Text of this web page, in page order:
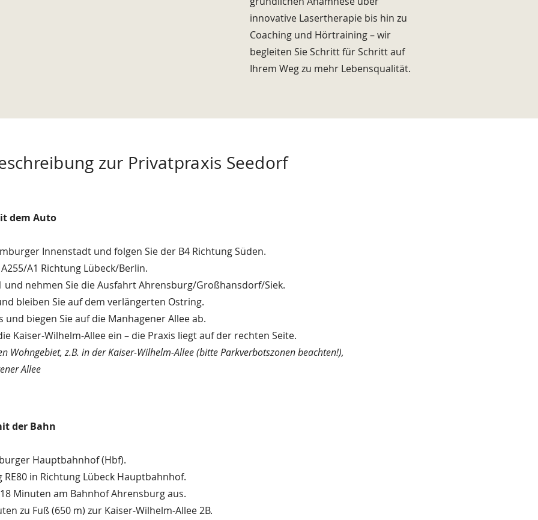
innovative Lasertherapie bis hin zu
Coaching und Hörtraining – wir
begleiten Sie Schritt für Schritt auf
Ihrem Weg zu mehr Lebensqualität.
zur Privatpraxis Seedorf
dem Auto
Innenstadt und folgen Sie der B4 Richtung Süden.
A1 Richtung Lübeck/Berlin.
und nehmen Sie die Ausfahrt Ahrensburg/Großhansdorf/Siek.
bleiben Sie auf dem verlängerten Ostring.
und biegen Sie auf die Manhagener Allee ab.
Kaiser-Wilhelm-Allee ein – die Praxis liegt auf der rechten Seite.
Wohngebiet, z.B. in der Kaiser-Wilhelm-Allee (bitte Parkverbotszonen beachten!),
Allee
der Bahn
Hauptbahnhof (Hbf).
RE80 in Richtung Lübeck Hauptbahnhof.
Minuten am Bahnhof Ahrensburg aus.
zu Fuß (650 m) zur Kaiser-Wilhelm-Allee 2B.